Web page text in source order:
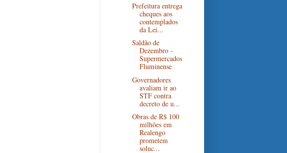
Prefeitura entrega
cheques aos
contemplados
da Lei...
Saldão de
Dezembro -
Supermercados
Fluminense
Governadores
avaliam ir ao
STF contra
decreto de u...
Obras de R$ 100
milhões em
Realengo
prometem
soluc...